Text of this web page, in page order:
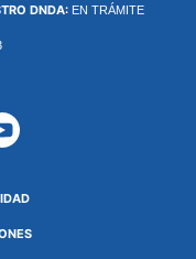
DNDA: EN TRÁMITE